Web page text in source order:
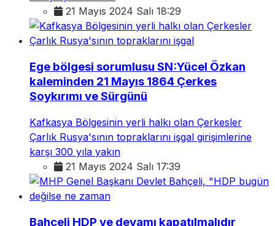
21 Mayıs 2024 Salı 18:29
Ege bölgesi sorumlusu SN:Yücel Özkan
kaleminden 21 Mayıs 1864 Çerkes
Soykırımı ve Sürgünü
Kafkasya Bölgesinin yerli halkı olan Çerkesler
Çarlık Rusya'sının topraklarını işgal girişimlerine
karşı 300 yıla yakın
21 Mayıs 2024 Salı 17:39
Bahçeli HDP ve devamı kapatılmalıdır